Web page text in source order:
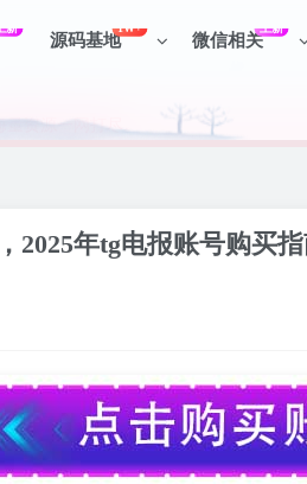
新
源码基地
1W+
微信相关
上新
资源一网打尽。
+ 减少信息差 + 见识各种项目 + 提升网
资源一网打尽。
2025年tg电报账号购买